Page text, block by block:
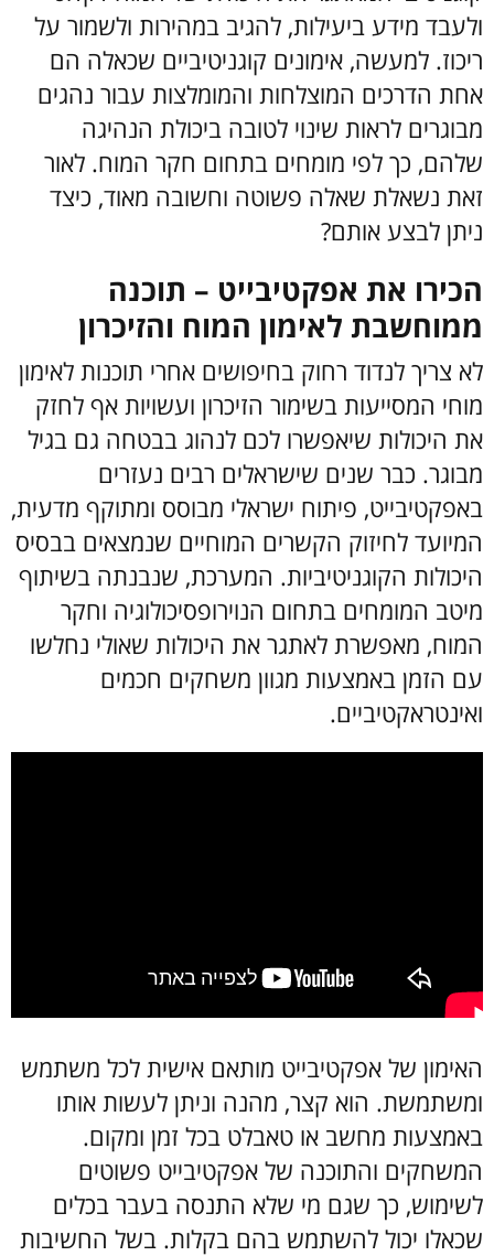
ולעבד מידע ביעילות, להגיב במהירות ולשמור על
ריכוז. למעשה, אימונים קוגניטיביים שכאלה הם
אחת הדרכים המוצלחות והמומלצות עבור נהגים
מבוגרים לראות שינוי לטובה ביכולת הנהיגה
שלהם, כך לפי מומחים בתחום חקר המוח. לאור
זאת נשאלת שאלה פשוטה וחשובה מאוד, כיצד
ניתן לבצע אותם?
הכירו את אפקטיבייט – תוכנה
ממוחשבת לאימון המוח והזיכרון
לא צריך לנדוד רחוק בחיפושים אחרי תוכנות לאימון
מוחי המסייעות בשימור הזיכרון ועשויות אף לחזק
את היכולות שיאפשרו לכם לנהוג בבטחה גם בגיל
מבוגר. כבר שנים שישראלים רבים נעזרים
באפקטיבייט, פיתוח ישראלי מבוסס ומתוקף מדעית,
המיועד לחיזוק הקשרים המוחיים שנמצאים בבסיס
היכולות הקוגניטיביות. המערכת, שנבנתה בשיתוף
מיטב המומחים בתחום הנוירופסיכולוגיה וחקר
המוח, מאפשרת לאתגר את היכולות שאולי נחלשו
עם הזמן באמצעות מגוון משחקים חכמים
ואינטראקטיביים.
האימון של אפקטיבייט מותאם אישית לכל משתמש
ומשתמשת. הוא קצר, מהנה וניתן לעשות אותו
באמצעות מחשב או טאבלט בכל זמן ומקום.
המשחקים והתוכנה של אפקטיבייט פשוטים
לשימוש, כך שגם מי שלא התנסה בעבר בכלים
שכאלו יכול להשתמש בהם בקלות. בשל החשיבות